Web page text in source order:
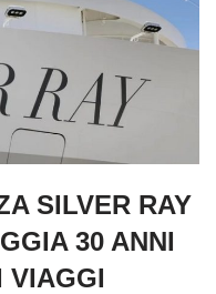
SILVER RAY
30 ANNI
VIAGGI